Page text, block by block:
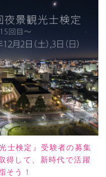
士検定』受験者の募集
得して、新時代で活躍
そう！